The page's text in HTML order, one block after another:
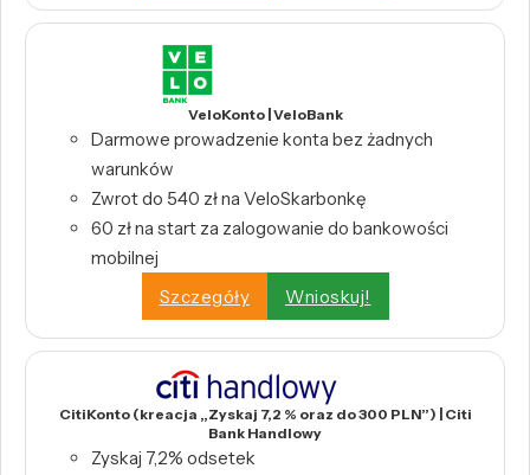
VeloKonto | VeloBank
Darmowe prowadzenie konta bez żadnych
warunków
Zwrot do 540 zł na VeloSkarbonkę
60 zł na start za zalogowanie do bankowości
mobilnej
Szczegóły
Wnioskuj!
CitiKonto (kreacja „Zyskaj 7,2 % oraz do 300 PLN”) | Citi
Bank Handlowy
Zyskaj 7,2% odsetek